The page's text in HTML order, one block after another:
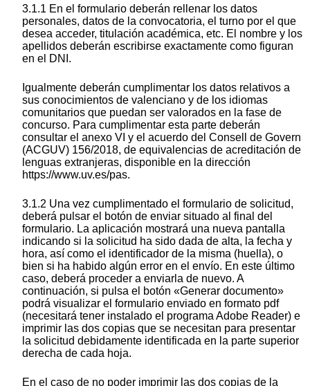
3.1.1 En el formulario deberán rellenar los datos
personales, datos de la convocatoria, el turno por el que
desea acceder, titulación académica, etc. El nombre y los
apellidos deberán escribirse exactamente como figuran
en el DNI.
Igualmente deberán cumplimentar los datos relativos a
sus conocimientos de valenciano y de los idiomas
comunitarios que puedan ser valorados en la fase de
concurso. Para cumplimentar esta parte deberán
consultar el anexo VI y el acuerdo del Consell de Govern
(ACGUV) 156/2018, de equivalencias de acreditación de
lenguas extranjeras, disponible en la dirección
https://www.uv.es/pas.
3.1.2 Una vez cumplimentado el formulario de solicitud,
deberá pulsar el botón de enviar situado al final del
formulario. La aplicación mostrará una nueva pantalla
indicando si la solicitud ha sido dada de alta, la fecha y
hora, así como el identificador de la misma (huella), o
bien si ha habido algún error en el envío. En este último
caso, deberá proceder a enviarla de nuevo. A
continuación, si pulsa el botón «Generar documento»
podrá visualizar el formulario enviado en formato pdf
(necesitará tener instalado el programa Adobe Reader) e
imprimir las dos copias que se necesitan para presentar
la solicitud debidamente identificada en la parte superior
derecha de cada hoja.
En el caso de no poder imprimir las dos copias de la